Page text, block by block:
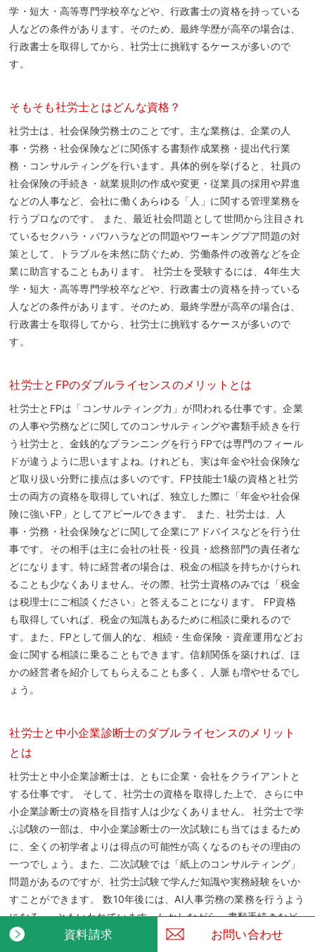
資料請求 お問い合わせ
学・短大・高等専門学校卒などや、行政書士の資格を持っている
人などの条件があります。そのため、最終学歴が高卒の場合は、
行政書士を取得してから、社労士に挑戦するケースが多いので
す。
そもそも社労士とはどんな資格？
社労士は、社会保険労務士のことです。主な業務は、企業の人
事・労務・社会保険などに関係する書類作成業務・提出代行業
務・コンサルティングを行います。具体的例を挙げると、社員の
社会保険の手続き・就業規則の作成や変更・従業員の採用や昇進
などの人事など、会社に働くあらゆる「人」に関する管理業務を
行うプロなのです。 また、最近社会問題として世間から注目され
ているセクハラ・パワハラなどの問題やワーキングプア問題の対
策として、トラブルを未然に防ぐため、労働条件の改善などを企
業に助言することもあります。 社労士を受験するには、4年生大
学・短大・高等専門学校卒などや、行政書士の資格を持っている
人などの条件があります。そのため、最終学歴が高卒の場合は、
行政書士を取得してから、社労士に挑戦するケースが多いので
す。
社労士とFPのダブルライセンスのメリットとは
社労士とFPは「コンサルティング力」が問われる仕事です。企業
の人事や労務などに関してのコンサルティングや書類手続きを行
う社労士と、金銭的なプランニングを行うFPでは専門のフィール
ドが違うように思いますよね。けれども、実は年金や社会保険な
ど取り扱い分野に接点は多いのです。FP技能士1級の資格と社労
士の両方の資格を取得していれば、独立した際に「年金や社会保
険に強いFP」としてアピールできます。 また、社労士は、人
事・労務・社会保険などに関して企業にアドバイスなどを行う仕
事です。その相手は主に会社の社長・役員・総務部門の責任者な
どになります。特に経営者の場合は、税金の相談を持ちかけられ
ることも少なくありません。その際、社労士資格のみでは「税金
は税理士にご相談ください」と答えることになります。 FP資格
も取得していれば、税金の知識もあるために相談に乗れるので
す。また、FPとして個人的な、相続・生命保険・資産運用などお
金に関する相談に乗ることもできます。信頼関係を築ければ、ほ
かの経営者を紹介してもらえることも多く、人脈も増やせるでし
ょう。
社労士と中小企業診断士のダブルライセンスのメリット
とは
社労士と中小企業診断士は、ともに企業・会社をクライアントと
する仕事です。 そして、社労士の資格を取得した上で、さらに中
小企業診断士の資格を目指す人は少なくありません。 社労士で学
ぶ試験の一部は、中小企業診断士の一次試験にも当てはまるため
に、全くの初学者よりは得点の可能性が高くなるのもその理由の
一つでしょう。また、二次試験では「紙上のコンサルティング」
問題があるのですが、社労士試験で学んだ知識や実務経験をいか
すことができます。 数10年後には、AI人事労務の業務を行うよう
になる……ともいわれています。しかしながら、書類手続きなど
作業が減少する分、浮いた時間を「より大切な仕事ができるよう